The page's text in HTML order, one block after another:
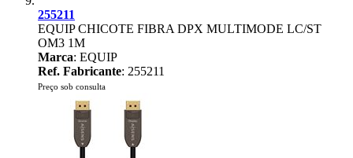
255211
EQUIP CHICOTE FIBRA DPX MULTIMODE LC/ST
OM3 1M
Marca: EQUIP
Ref. Fabricante: 255211
Preço sob consulta